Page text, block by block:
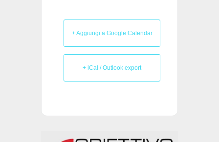
+ Aggiungi a Google Calendar
+ iCal / Outlook export